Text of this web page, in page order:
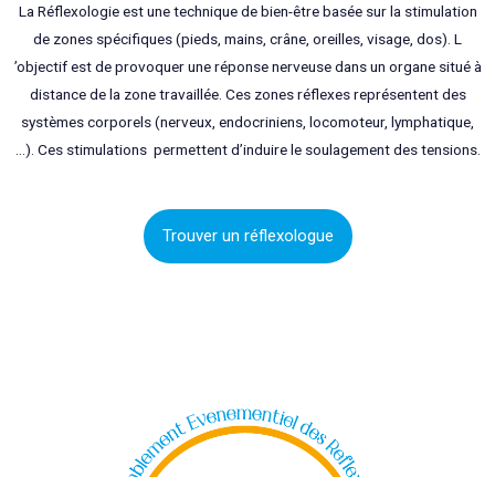
La Réflexologie est une technique de bien-être basée sur la stimulation
de zones spécifiques (pieds, mains, crâne, oreilles, visage, dos). L
’objectif est de provoquer une réponse nerveuse dans un organe situé à
distance de la zone travaillée. Ces zones réflexes représentent des
systèmes corporels (nerveux, endocriniens, locomoteur, lymphatique,
…). Ces stimulations permettent d’induire le soulagement des tensions.
Trouver un réflexologue